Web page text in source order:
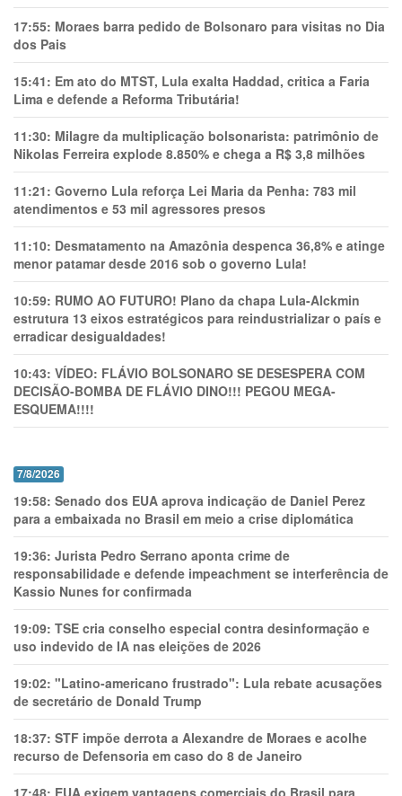
17:55: Moraes barra pedido de Bolsonaro para visitas no Dia
dos Pais
15:41: Em ato do MTST, Lula exalta Haddad, critica a Faria
Lima e defende a Reforma Tributária!
11:30: Milagre da multiplicação bolsonarista: patrimônio de
Nikolas Ferreira explode 8.850% e chega a R$ 3,8 milhões
11:21: Governo Lula reforça Lei Maria da Penha: 783 mil
atendimentos e 53 mil agressores presos
11:10: Desmatamento na Amazônia despenca 36,8% e atinge
menor patamar desde 2016 sob o governo Lula!
10:59: RUMO AO FUTURO! Plano da chapa Lula-Alckmin
estrutura 13 eixos estratégicos para reindustrializar o país e
erradicar desigualdades!
10:43: VÍDEO: FLÁVIO BOLSONARO SE DESESPERA COM
DECISÃO-BOMBA DE FLÁVIO DINO!!! PEGOU MEGA-
ESQUEMA!!!!
7/8/2026
19:58: Senado dos EUA aprova indicação de Daniel Perez
para a embaixada no Brasil em meio a crise diplomática
19:36: Jurista Pedro Serrano aponta crime de
responsabilidade e defende impeachment se interferência de
Kassio Nunes for confirmada
19:09: TSE cria conselho especial contra desinformação e
uso indevido de IA nas eleições de 2026
19:02: "Latino-americano frustrado": Lula rebate acusações
de secretário de Donald Trump
18:37: STF impõe derrota a Alexandre de Moraes e acolhe
recurso de Defensoria em caso do 8 de Janeiro